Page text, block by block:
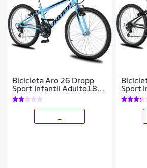
Bicicleta Aro 26 Dropp
Sport Infantil Adulto18
vel marchas Freio V-
Brake
Sport
vel
Brake